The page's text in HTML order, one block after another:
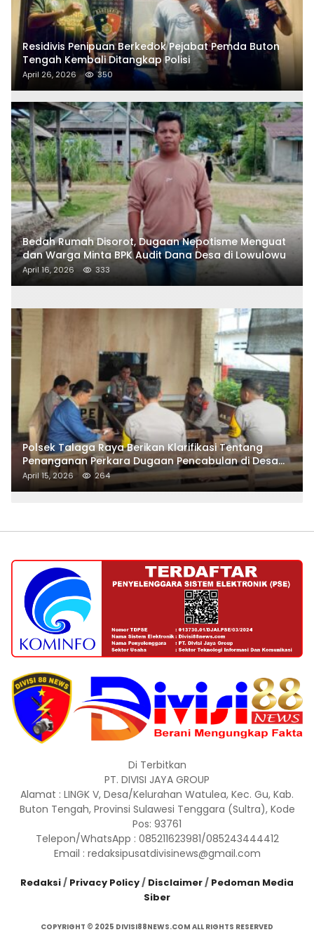
Residivis Penipuan Berkedok Pejabat Pemda Buton
Tengah Kembali Ditangkap Polisi
April 26, 2026 350
Bedah Rumah Disorot, Dugaan Nepotisme Menguat
dan Warga Minta BPK Audit Dana Desa di Lowulowu
April 16, 2026 333
Polsek Talaga Raya Berikan Klarifikasi Tentang
Penanganan Perkara Dugaan Pencabulan di Desa
Talaga Besar
April 15, 2026 264
Di Terbitkan
PT. DIVISI JAYA GROUP
Alamat : LINGK V, Desa/Kelurahan Watulea, Kec. Gu, Kab.
Buton Tengah, Provinsi Sulawesi Tenggara (Sultra), Kode
Pos: 93761
Telepon/WhatsApp : 085211623981/085243444412
Email : redaksipusatdivisinews@gmail.com
Redaksi/ Privacy Policy/ Disclaimer/ Pedoman Media
Siber
COPYRIGHT © 2025 DIVISI88NEWS.COM ALL RIGHTS RESERVED